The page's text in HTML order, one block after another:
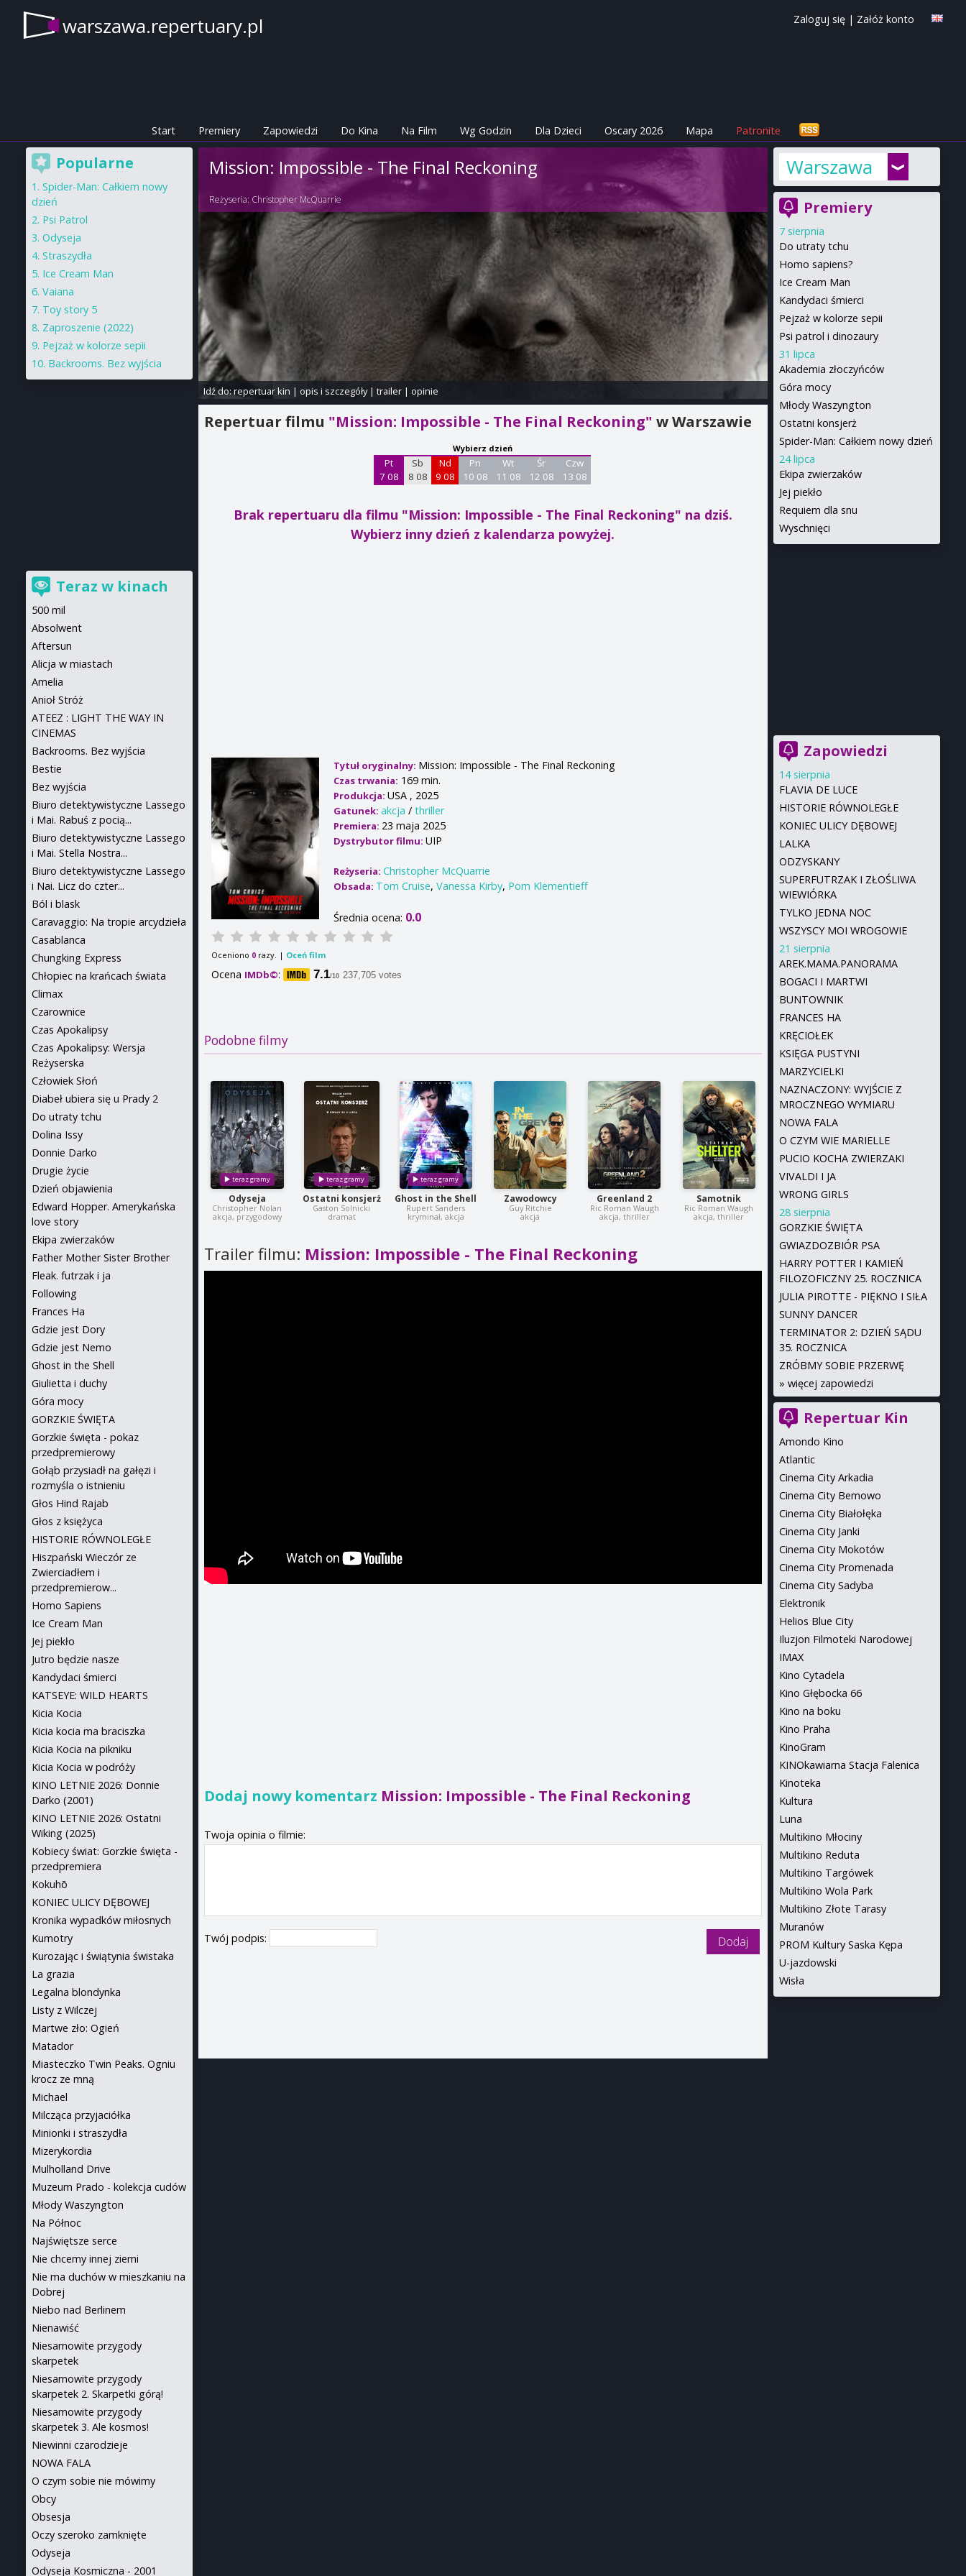
warszawa.repertuary.pl Zaloguj się | Załóż konto
Start Premiery Zapowiedzi Do Kina Na Film Wg Godzin Dla Dzieci Oscary 2026 Mapa Patronite
Mission: Impossible - The Final Reckoning
Reżyseria: Christopher McQuarrie
Idź do:repertuar kin | opis i szczegóły| trailer| opinie
Repertuar filmu "Mission: Impossible - The Final Reckoning"w Warszawie
Wybierz dzień
Pt
7 08
Sb
8 08
Nd
9 08
Pn
10 08
Wt
11 08
Śr
12 08
Czw
13 08
Brak repertuaru dla filmu "Mission: Impossible - The Final Reckoning" na dziś.
Wybierz inny dzień z kalendarza powyżej.
Tytuł oryginalny: Mission: Impossible - The Final Reckoning
Czas trwania: 169 min.
Produkcja:USA , 2025
Gatunek:akcja /thriller
Premiera: 23 maja 2025
Dystrybutor filmu:UIP
Reżyseria:Christopher McQuarrie
Obsada: Tom Cruise,Vanessa Kirby, Pom Klementieff
Średnia ocena: 0.0
Oceniono 0 razy. | Oceń film
Ocena IMDb©: 7.1/10 237,705 votes
Podobne filmy
Odyseja
Christopher Nolan
akcja, przygodowy
Ostatni konsjerż
Gaston Solnicki
dramat
Ghost in the Shell
Rupert Sanders
kryminał, akcja
Zawodowcy
Guy Ritchie
akcja
Greenland 2
Ric Roman Waugh
akcja, thriller
Samotnik
Ric Roman Waugh
akcja, thriller
Trailer filmu: Mission: Impossible - The Final Reckoning
Dodaj nowy komentarz Mission: Impossible - The Final Reckoning
Twoja opinia o filmie:
Twój podpis:
Warszawa
Premiery
7 sierpnia
Do utraty tchu
Homo sapiens?
Ice Cream Man
Kandydaci śmierci
Pejzaż w kolorze sepii
Psi patrol i dinozaury
31 lipca
Akademia złoczyńców
Góra mocy
Młody Waszyngton
Ostatni konsjerż
Spider-Man: Całkiem nowy dzień
24 lipca
Ekipa zwierzaków
Jej piekło
Requiem dla snu
Wyschnięci
Zapowiedzi
14 sierpnia
FLAVIA DE LUCE
HISTORIE RÓWNOLEGŁE
KONIEC ULICY DĘBOWEJ
LALKA
ODZYSKANY
SUPERFUTRZAK I ZŁOŚLIWA
WIEWIÓRKA
TYLKO JEDNA NOC
WSZYSCY MOI WROGOWIE
21 sierpnia
AREK.MAMA.PANORAMA
BOGACI I MARTWI
BUNTOWNIK
FRANCES HA
KRĘCIOŁEK
KSIĘGA PUSTYNI
MARZYCIELKI
NAZNACZONY: WYJŚCIE Z
MROCZNEGO WYMIARU
NOWA FALA
O CZYM WIE MARIELLE
PUCIO KOCHA ZWIERZAKI
VIVALDI I JA
WRONG GIRLS
28 sierpnia
GORZKIE ŚWIĘTA
GWIAZDOZBIÓR PSA
HARRY POTTER I KAMIEŃ
FILOZOFICZNY 25. ROCZNICA
JULIA PIROTTE - PIĘKNO I SIŁA
SUNNY DANCER
TERMINATOR 2: DZIEŃ SĄDU
35. ROCZNICA
ZRÓBMY SOBIE PRZERWĘ
» więcej zapowiedzi
Repertuar Kin
Amondo Kino
Atlantic
Cinema City Arkadia
Cinema City Bemowo
Cinema City Białołęka
Cinema City Janki
Cinema City Mokotów
Cinema City Promenada
Cinema City Sadyba
Elektronik
Helios Blue City
Iluzjon Filmoteki Narodowej
IMAX
Kino Cytadela
Kino Głębocka 66
Kino na boku
Kino Praha
KinoGram
KINOkawiarna Stacja Falenica
Kinoteka
Kultura
Luna
Multikino Młociny
Multikino Reduta
Multikino Targówek
Multikino Wola Park
Multikino Złote Tarasy
Muranów
PROM Kultury Saska Kępa
U-jazdowski
Wisła
Popularne
Spider-Man: Całkiem nowy
dzień
Psi Patrol
Odyseja
Straszydła
Ice Cream Man
Vaiana
Toy story 5
Zaproszenie (2022)
Pejzaż w kolorze sepii
Backrooms. Bez wyjścia
Teraz w kinach
500 mil
Absolwent
Aftersun
Alicja w miastach
Amelia
Anioł Stróż
ATEEZ : LIGHT THE WAY IN
CINEMAS
Backrooms. Bez wyjścia
Bestie
Bez wyjścia
Biuro detektywistyczne Lassego
i Mai. Rabuś z pocią...
Biuro detektywistyczne Lassego
i Mai. Stella Nostra...
Biuro detektywistyczne Lassego
i Nai. Licz do czter...
Ból i blask
Caravaggio: Na tropie arcydzieła
Casablanca
Chungking Express
Chłopiec na krańcach świata
Climax
Czarownice
Czas Apokalipsy
Czas Apokalipsy: Wersja
Reżyserska
Człowiek Słoń
Diabeł ubiera się u Prady 2
Do utraty tchu
Dolina Issy
Donnie Darko
Drugie życie
Dzień objawienia
Edward Hopper. Amerykańska
love story
Ekipa zwierzaków
Father Mother Sister Brother
Fleak. futrzak i ja
Following
Frances Ha
Gdzie jest Dory
Gdzie jest Nemo
Ghost in the Shell
Giulietta i duchy
Góra mocy
GORZKIE ŚWIĘTA
Gorzkie święta - pokaz
przedpremierowy
Gołąb przysiadł na gałęzi i
rozmyśla o istnieniu
Głos Hind Rajab
Głos z księżyca
HISTORIE RÓWNOLEGŁE
Hiszpański Wieczór ze
Zwierciadłem i
przedpremierow...
Homo Sapiens
Ice Cream Man
Jej piekło
Jutro będzie nasze
Kandydaci śmierci
KATSEYE: WILD HEARTS
Kicia Kocia
Kicia kocia ma braciszka
Kicia Kocia na pikniku
Kicia Kocia w podróży
KINO LETNIE 2026: Donnie
Darko (2001)
KINO LETNIE 2026: Ostatni
Wiking (2025)
Kobiecy świat: Gorzkie święta -
przedpremiera
Kokuhō
KONIEC ULICY DĘBOWEJ
Kronika wypadków miłosnych
Kumotry
Kurozając i świątynia świstaka
La grazia
Legalna blondynka
Listy z Wilczej
Martwe zło: Ogień
Matador
Miasteczko Twin Peaks. Ogniu
krocz ze mną
Michael
Milcząca przyjaciółka
Minionki i straszydła
Mizerykordia
Mulholland Drive
Muzeum Prado - kolekcja cudów
Młody Waszyngton
Na Północ
Najświętsze serce
Nie chcemy innej ziemi
Nie ma duchów w mieszkaniu na
Dobrej
Niebo nad Berlinem
Nienawiść
Niesamowite przygody
skarpetek
Niesamowite przygody
skarpetek 2. Skarpetki górą!
Niesamowite przygody
skarpetek 3. Ale kosmos!
Niewinni czarodzieje
NOWA FALA
O czym sobie nie mówimy
Obcy
Obsesja
Oczy szeroko zamknięte
Odyseja
Odyseja Kosmiczna - 2001